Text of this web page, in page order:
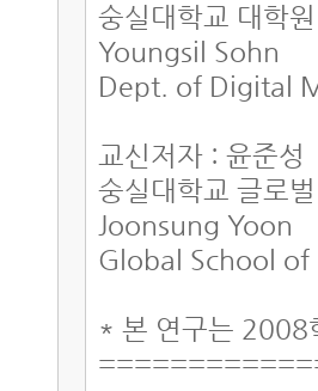
숭실대학교 대학
Youngsil Sohn
Dept. of Digital
교신저자 : 윤준성
숭실대학교 글로
Joonsung Yoon
Global School
* 본 연구는 2008